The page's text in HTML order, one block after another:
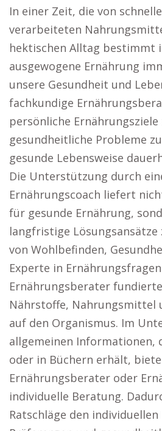
In einer Zeit, die von
verarbeiteten
hektischen Alltag bestimmt
ausgewogene Ernährung
unsere Gesundheit und
fachkundige
persönliche
gesundheitliche Probleme
gesunde Lebensweise
Die Unterstützung durch
Ernährungscoach liefert
für gesunde Ernährung,
langfristige Lösungsansätze
von Wohlbefinden,
Experte in
Ernährungsberater
Nährstoffe, Nahrungsmittel
auf den Organismus. Im
allgemeinen Informationen,
oder in Büchern erhält,
Ernährungsberater oder
individuelle Beratung.
Ratschläge den